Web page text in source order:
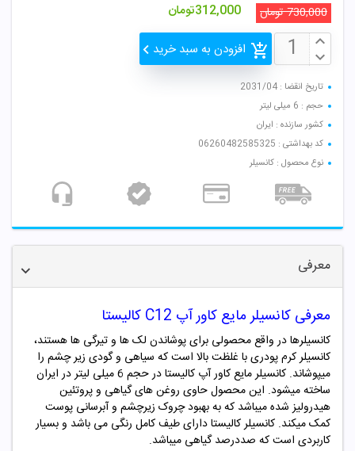
730,000تومان 312,000تومان
افزودن به سبد خرید
تاریخ انقضا : 2031/04
حجم : 6 میلی لیتر
کشور سازنده : ایران
کد بهداشتی : 06260482585325
نوع محصول : کانسیلر
معرفی
معرفی کانسیلر مایع کاور آپ C12 کالیستا
کانسیلرها در واقع محصولی برای پوشاندن لک ها و تیرگی ها هستند،
کانسیلر کرم پودری با غلظت بالا است که سیاهی و گودی زیر چشم را
میپوشاند. کانسیلر مایع کاور آپ کالیستا در حجم 6میلی لیتر در ایران
ساخته میشود. این محصول حاوی روغن های گیاهی و پروتئین
هیدرولیز شده میباشد که به بهبود چروک زیرچشم و آبرسانی پوست
کمک میکند. کانسیلرکالیستادارای طیف کامل رنگی می باشد و بسیار
کاربردی است که صددرصد گیاهی میباشد.